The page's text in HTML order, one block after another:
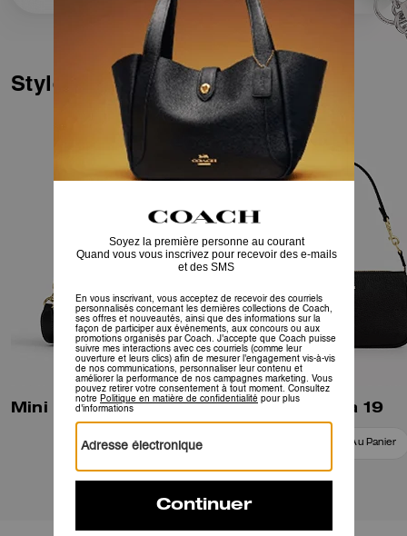
Styles similaires
Mini Sac Bandoulière Carey
Ajouter Au Panier
Nolita 19
Ajouter Au Panier